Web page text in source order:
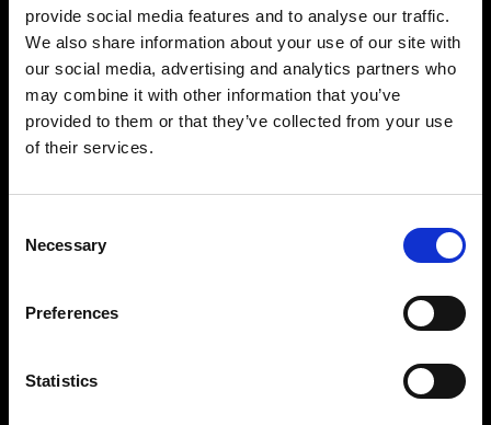
provide social media features and to analyse our traffic.
We also share information about your use of our site with
our social media, advertising and analytics partners who
may combine it with other information that you’ve
provided to them or that they’ve collected from your use
of their services.
Selection
Necessary
Preferences
Statistics
Precisión y control impresionantes
Gracias a un rango de potencia de 11 f-stops al
configurar la luz que desees. Puedes ajustarla en
2400 Ws y controlar cada antorcha de forma
fotografiar con potencia y precisión, de una toma
Diseñado para perdurar con un rendimiento